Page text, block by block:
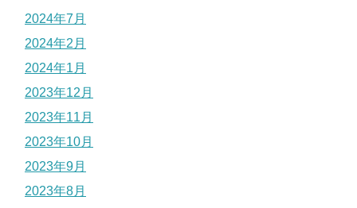
2024年7月
2024年2月
2024年1月
2023年12月
2023年11月
2023年10月
2023年9月
2023年8月